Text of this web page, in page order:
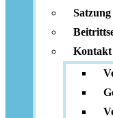
Satzung
Kontakt